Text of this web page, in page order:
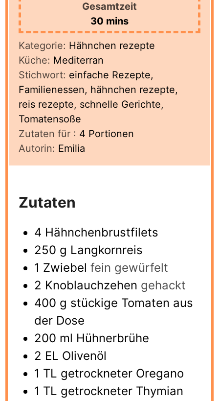
Gesamtzeit
30 minutes
mins
Kategorie: Hähnchen rezepte
Küche: Mediterran
Stichwort: einfache Rezepte,
Familienessen, hähnchen rezepte,
reis rezepte, schnelle Gerichte,
Tomatensoße
Zutaten für : 4 Portionen
Autorin: Emilia
Zutaten
4 Hähnchenbrustfilets
250 g Langkornreis
1 Zwiebel fein gewürfelt
2 Knoblauchzehen gehackt
400 g stückige Tomaten aus
der Dose
200 ml Hühnerbrühe
2 EL Olivenöl
1 TL getrockneter Oregano
1 TL getrockneter Thymian